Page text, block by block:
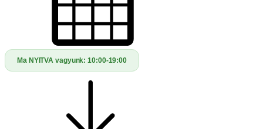
Ma NYITVA vagyunk:10:00-19:00